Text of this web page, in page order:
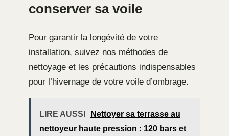
conserver sa voile
Pour garantir la longévité de votre
installation, suivez nos méthodes de
nettoyage et les précautions indispensables
pour l’hivernage de votre voile d’ombrage.
LIRE AUSSI
Nettoyer sa terrasse au
nettoyeur haute pression : 120 bars et